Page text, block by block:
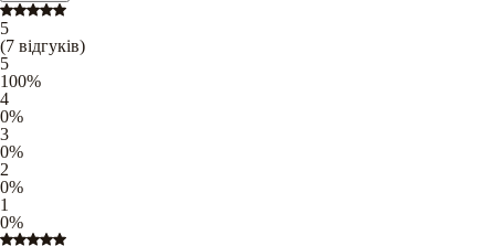
5
(7 відгуків)
5
100%
4
0%
3
0%
2
0%
1
0%